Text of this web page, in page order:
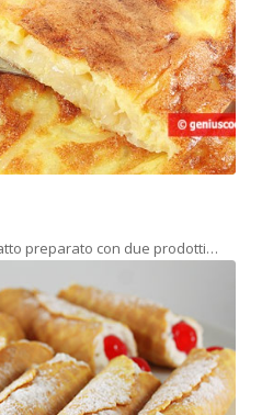
preparato con due prodotti…